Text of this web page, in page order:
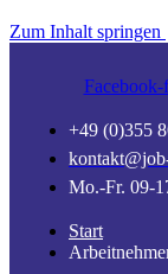
Zum Inhalt springen
Facebook-f
+49 (0)355
Mo.-Fr. 09-
Start